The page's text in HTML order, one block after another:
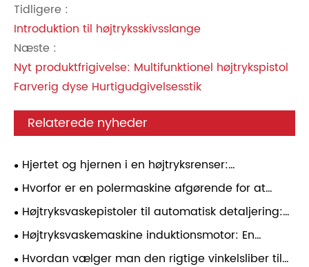
Tidligere :
Introduktion til højtryksskivsslange
Næste :
Nyt produktfrigivelse: Multifunktionel højtrykspistol
Farverig dyse Hurtigudgivelsesstik
Relaterede nyheder
Hjertet og hjernen i en højtryksrenser:
induktionsmotor og trykregulator – en praktisk
Hvorfor er en polermaskine afgørende for at
opnå professionelle overfladefinishingsresultater
Højtryksvaskepistoler til automatisk detaljering:
Tryktilpasning, dysevalg og daglig
brugspålidelighed
Højtryksvaskemaskine induktionsmotor: En
omfattende analyse
Hvordan vælger man den rigtige vinkelsliber til